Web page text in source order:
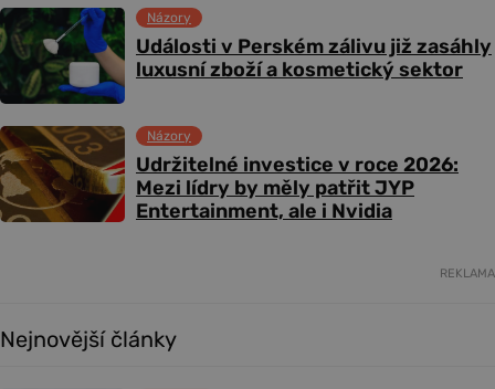
Události v Perském zálivu již zasáhly
luxusní zboží a kosmetický sektor
Názory
Udržitelné investice v roce 2026:
Mezi lídry by měly patřit JYP
Entertainment, ale i Nvidia
Názory
REKLAMA
Nejnovější články